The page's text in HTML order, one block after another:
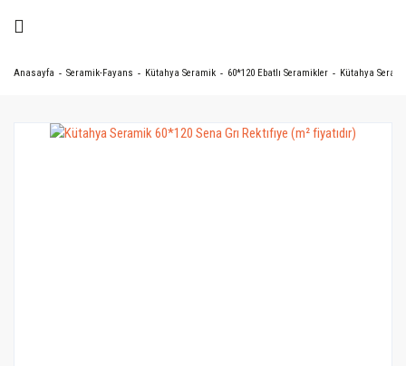
Anasayfa Seramik-Fayans Kütahya Seramik 60*120 Ebatlı Seramikler Kütahya